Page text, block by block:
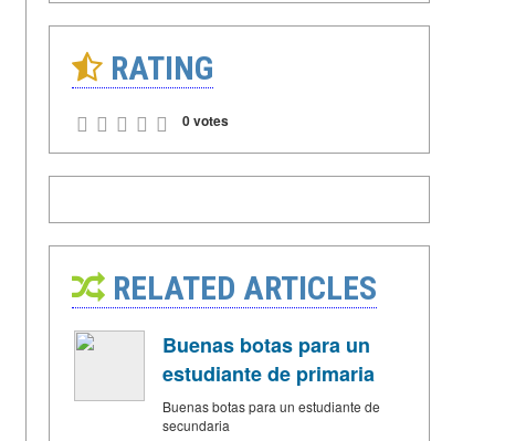
RATING
0 votes
RELATED ARTICLES
Buenas botas para un
estudiante de primaria
Buenas botas para un estudiante de
secundaria